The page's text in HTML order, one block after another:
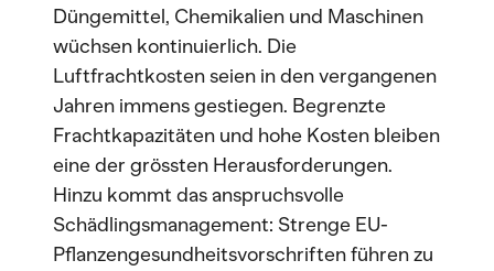
Düngemittel, Chemikalien und Maschinen
wüchsen kontinuierlich. Die
Luftfrachtkosten seien in den vergangenen
Jahren immens gestiegen. Begrenzte
Frachtkapazitäten und hohe Kosten bleiben
eine der grössten Herausforderungen.
Hinzu kommt das anspruchsvolle
Schädlingsmanagement: Strenge EU-
Pflanzengesundheitsvorschriften führen zu